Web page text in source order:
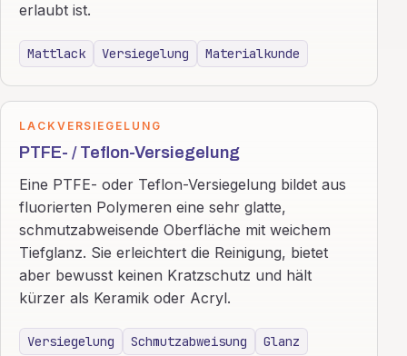
erlaubt ist.
Mattlack Versiegelung Materialkunde
LACKVERSIEGELUNG
PTFE- / Teflon-Versiegelung
Eine PTFE- oder Teflon-Versiegelung bildet aus
fluorierten Polymeren eine sehr glatte,
schmutzabweisende Oberfläche mit weichem
Tiefglanz. Sie erleichtert die Reinigung, bietet
aber bewusst keinen Kratzschutz und hält
kürzer als Keramik oder Acryl.
Versiegelung Schmutzabweisung Glanz